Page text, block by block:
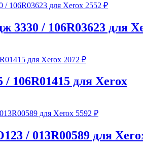
2552 ₽
3330 / 106R03623 для
2072 ₽
106R01415 для Xerox
5592 ₽
/ 013R00589 для